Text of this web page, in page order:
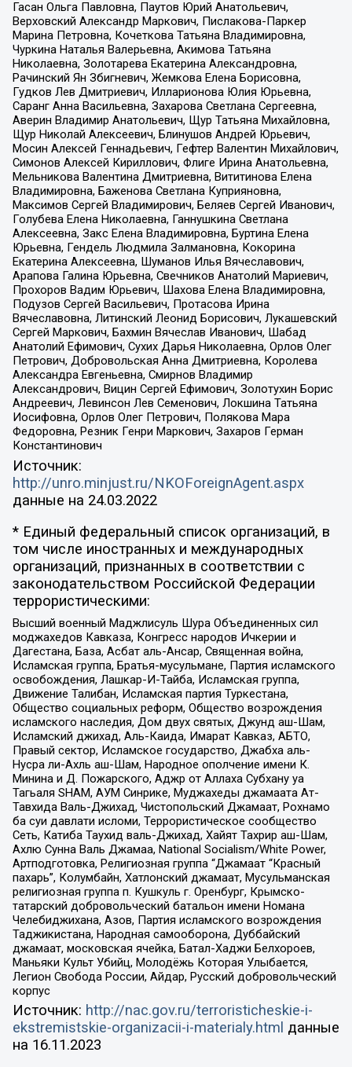
Гасан Ольга Павловна, Паутов Юрий Анатольевич,
Верховский Александр Маркович, Пислакова-Паркер
Марина Петровна, Кочеткова Татьяна Владимировна,
Чуркина Наталья Валерьевна, Акимова Татьяна
Николаевна, Золотарева Екатерина Александровна,
Рачинский Ян Збигневич, Жемкова Елена Борисовна,
Гудков Лев Дмитриевич, Илларионова Юлия Юрьевна,
Саранг Анна Васильевна, Захарова Светлана Сергеевна,
Аверин Владимир Анатольевич, Щур Татьяна Михайловна,
Щур Николай Алексеевич, Блинушов Андрей Юрьевич,
Мосин Алексей Геннадьевич, Гефтер Валентин Михайлович,
Симонов Алексей Кириллович, Флиге Ирина Анатольевна,
Мельникова Валентина Дмитриевна, Вититинова Елена
Владимировна, Баженова Светлана Куприяновна,
Максимов Сергей Владимирович, Беляев Сергей Иванович,
Голубева Елена Николаевна, Ганнушкина Светлана
Алексеевна, Закс Елена Владимировна, Буртина Елена
Юрьевна, Гендель Людмила Залмановна, Кокорина
Екатерина Алексеевна, Шуманов Илья Вячеславович,
Арапова Галина Юрьевна, Свечников Анатолий Мариевич,
Прохоров Вадим Юрьевич, Шахова Елена Владимировна,
Подузов Сергей Васильевич, Протасова Ирина
Вячеславовна, Литинский Леонид Борисович, Лукашевский
Сергей Маркович, Бахмин Вячеслав Иванович, Шабад
Анатолий Ефимович, Сухих Дарья Николаевна, Орлов Олег
Петрович, Добровольская Анна Дмитриевна, Королева
Александра Евгеньевна, Смирнов Владимир
Александрович, Вицин Сергей Ефимович, Золотухин Борис
Андреевич, Левинсон Лев Семенович, Локшина Татьяна
Иосифовна, Орлов Олег Петрович, Полякова Мара
Федоровна, Резник Генри Маркович, Захаров Герман
Константинович
Источник:
http://unro.minjust.ru/NKOForeignAgent.aspx
данные на 24.03.2022
* Единый федеральный список организаций, в
том числе иностранных и международных
организаций, признанных в соответствии с
законодательством Российской Федерации
террористическими:
Высший военный Маджлисуль Шура Объединенных сил
моджахедов Кавказа, Конгресс народов Ичкерии и
Дагестана, База, Асбат аль-Ансар, Священная война,
Исламская группа, Братья-мусульмане, Партия исламского
освобождения, Лашкар-И-Тайба, Исламская группа,
Движение Талибан, Исламская партия Туркестана,
Общество социальных реформ, Общество возрождения
исламского наследия, Дом двух святых, Джунд аш-Шам,
Исламский джихад, Аль-Каида, Имарат Кавказ, АБТО,
Правый сектор, Исламское государство, Джабха аль-
Нусра ли-Ахль аш-Шам, Народное ополчение имени К.
Минина и Д. Пожарского, Аджр от Аллаха Субхану уа
Тагьаля SHAM, АУМ Синрике, Муджахеды джамаата Ат-
Тавхида Валь-Джихад, Чистопольский Джамаат, Рохнамо
ба суи давлати исломи, Террористическое сообщество
Сеть, Катиба Таухид валь-Джихад, Хайят Тахрир аш-Шам,
Ахлю Сунна Валь Джамаа, National Socialism/White Power,
Артподготовка, Религиозная группа “Джамаат “Красный
пахарь”, Колумбайн, Хатлонский джамаат, Мусульманская
религиозная группа п. Кушкуль г. Оренбург, Крымско-
татарский добровольческий батальон имени Номана
Челебиджихана, Азов, Партия исламского возрождения
Таджикистана, Народная самооборона, Дуббайский
джамаат, московская ячейка, Батал-Хаджи Белхороев,
Маньяки Культ Убийц, Молодёжь Которая Улыбается,
Легион Свобода России, Айдар, Русский добровольческий
корпус
Источник: http://nac.gov.ru/terroristicheskie-i-
ekstremistskie-organizacii-i-materialy.html данные
на 16.11.2023